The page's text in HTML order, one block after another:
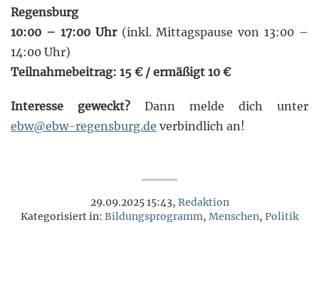
Regensburg
10:00 – 17:00 Uhr(inkl. Mittagspause von 13:00 –
14:00 Uhr)
Teilnahmebeitrag: 15 € / ermäßigt 10 €
Interesse geweckt? Dann melde dich unter
ebw@ebw-regensburg.de verbindlich an!
29.09.2025 15:43, Redaktion
Kategorisiert in: Bildungsprogramm, Menschen, Politik